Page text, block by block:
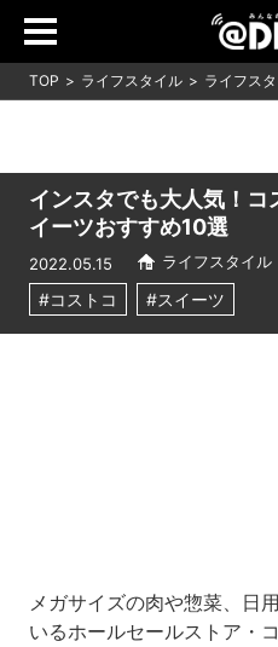
TOP ライフスタイル ライフス
インスタでも大人気！
イーツおすすめ10選
2022.05.15 ライフスタイル
#コストコ #スイーツ
メガサイズの肉や惣菜、日
いるホールセールストア・